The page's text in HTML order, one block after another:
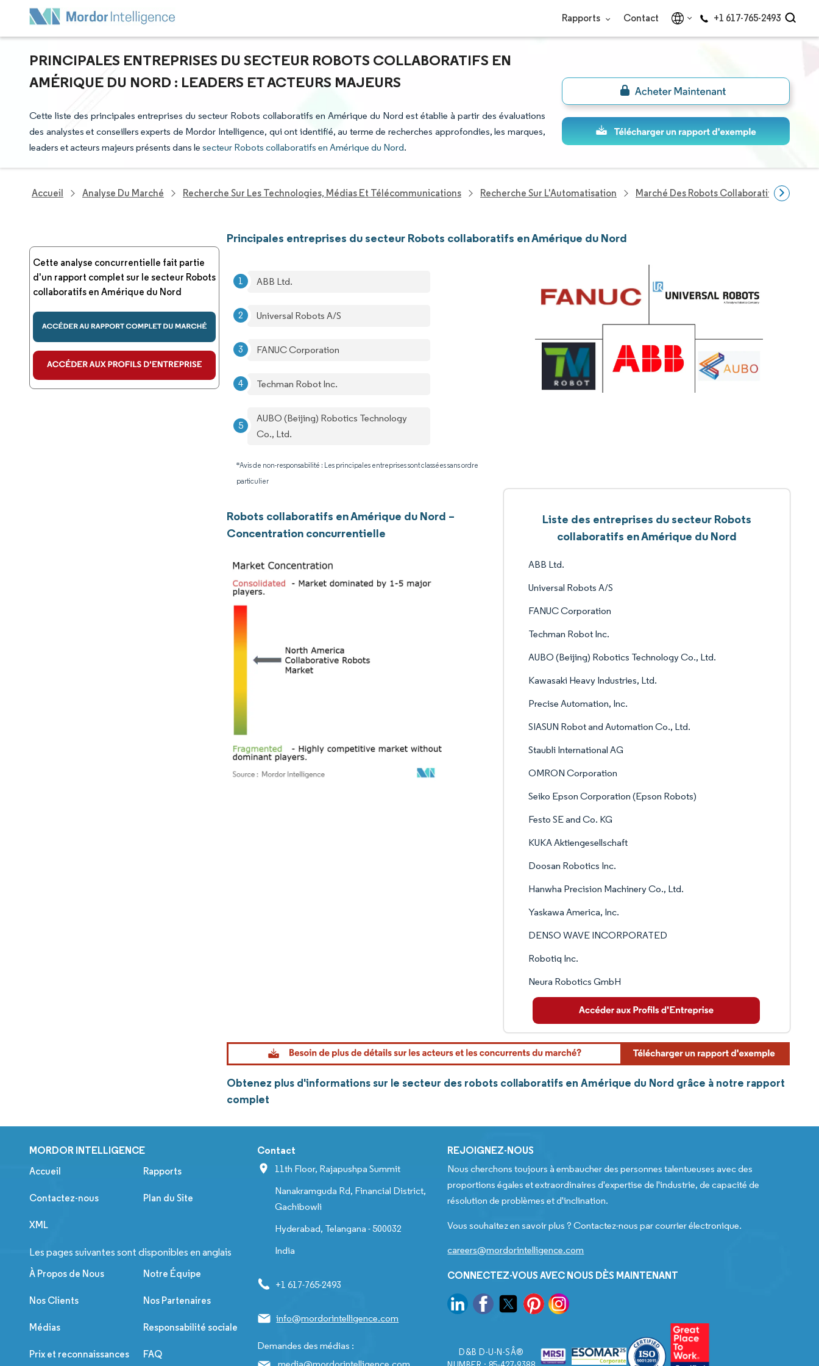
Rapports Contact +1 617-765-2493
PRINCIPALES ENTREPRISES DU SECTEUR ROBOTS COLLABORATIFS EN
AMÉRIQUE DU NORD : LEADERS ET ACTEURS MAJEURS
Cette liste des principales entreprises du secteur Robots collaboratifs en Amérique du Nord est établie à partir des évaluations
des analystes et conseillers experts de Mordor Intelligence, qui ont identifié, au terme de recherches approfondies, les marques,
leaders et acteurs majeurs présents dans le secteur Robots collaboratifs en Amérique du Nord.
Accueil Analyse Du Marché Recherche Sur Les Technologies, Médias Et Télécommunications Recherche Sur L'Automatisation Marché Des Robots Collaboratifs En
Cette analyse concurrentielle fait partie
d'un rapport complet sur le secteur Robots
collaboratifs en Amérique du Nord
Principales entreprises du secteur Robots collaboratifs en Amérique du Nord
ABB Ltd.
Universal Robots A/S
FANUC Corporation
Techman Robot Inc.
AUBO (Beijing) Robotics Technology
Co., Ltd.
*Avis de non-responsabilité : Les principales entreprises sont classées sans ordre
particulier
Robots collaboratifs en Amérique du Nord –
Concentration concurrentielle
Liste des entreprises du secteur Robots
collaboratifs en Amérique du Nord
ABB Ltd.
Universal Robots A/S
FANUC Corporation
Techman Robot Inc.
AUBO (Beijing) Robotics Technology Co., Ltd.
Kawasaki Heavy Industries, Ltd.
Precise Automation, Inc.
SIASUN Robot and Automation Co., Ltd.
Staubli International AG
OMRON Corporation
Seiko Epson Corporation (Epson Robots)
Festo SE and Co. KG
KUKA Aktiengesellschaft
Doosan Robotics Inc.
Hanwha Precision Machinery Co., Ltd.
Yaskawa America, Inc.
DENSO WAVE INCORPORATED
Robotiq Inc.
Neura Robotics GmbH
Obtenez plus d'informations sur le secteur des robots collaboratifs en Amérique du Nord grâce à notre rapport
complet
MORDOR INTELLIGENCE
Accueil Rapports
Contactez-nous Plan du Site
XML
Les pages suivantes sont disponibles en anglais
À Propos de Nous Notre Équipe
Nos Clients Nos Partenaires
Médias Responsabilité sociale
Prix et reconnaissances FAQ
Contact
11th Floor, Rajapushpa Summit
Nanakramguda Rd, Financial District,
Gachibowli
Hyderabad, Telangana - 500032
India
+1 617-765-2493
info@mordorintelligence.com
Demandes des médias :
REJOIGNEZ-NOUS
Nous cherchons toujours à embaucher des personnes talentueuses avec des
proportions égales et extraordinaires d'expertise de l'industrie, de capacité de
résolution de problèmes et d'inclination.
Vous souhaitez en savoir plus ? Contactez-nous par courrier électronique.
careers@mordorintelligence.com
CONNECTEZ-VOUS AVEC NOUS DÈS MAINTENANT
D&B D-U-N-SÂ®